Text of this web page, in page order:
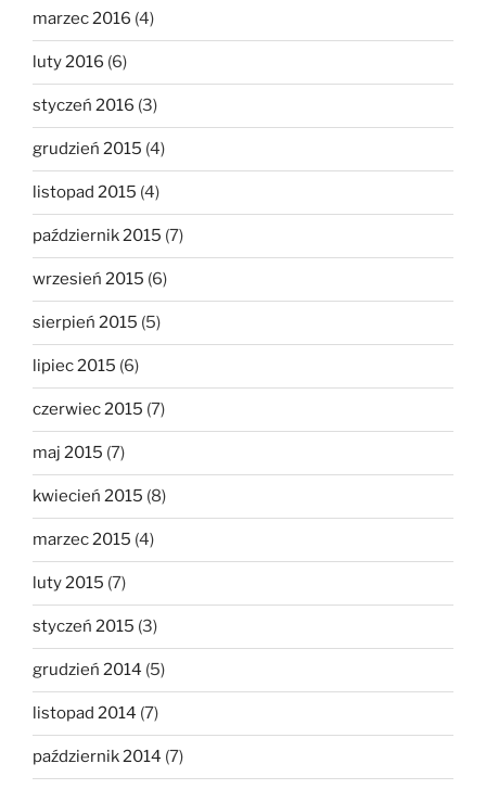
marzec 2016 (4)
luty 2016 (6)
styczeń 2016 (3)
grudzień 2015 (4)
listopad 2015 (4)
październik 2015 (7)
wrzesień 2015 (6)
sierpień 2015 (5)
lipiec 2015 (6)
czerwiec 2015 (7)
maj 2015 (7)
kwiecień 2015 (8)
marzec 2015 (4)
luty 2015 (7)
styczeń 2015 (3)
grudzień 2014 (5)
listopad 2014 (7)
październik 2014 (7)